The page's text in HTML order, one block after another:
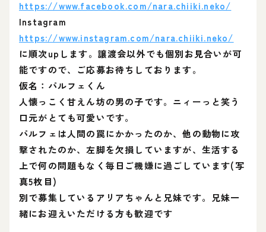
https://www.facebook.com/nara.chiiki.neko/
Instagram
https://www.instagram.com/nara.chiiki.neko/
に順次upします。譲渡会以外でも個別お見合いが可
能ですので、ご応募お待ちしております。
仮名：パルフェくん
人懐っこく甘えん坊の男の子です。ニィーっと笑う
口元がとても可愛いです。
パルフェは人間の罠にかかったのか、他の動物に攻
撃されたのか、左脚を欠損していますが、生活する
上で何の問題もなく毎日ご機嫌に過ごしています(写
真5枚目)
別で募集しているアリアちゃんと兄妹です。兄妹一
緒にお迎えいただける方も歓迎です